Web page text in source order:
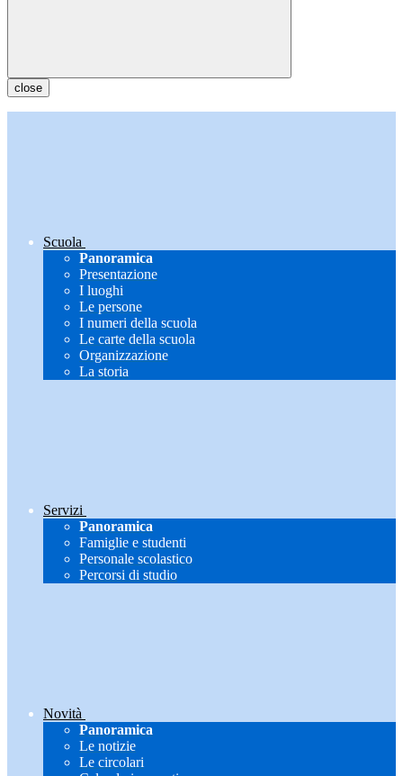
close
Scuola
Panoramica
Presentazione
I luoghi
Le persone
I numeri della scuola
Le carte della scuola
Organizzazione
La storia
Servizi
Panoramica
Famiglie e studenti
Personale scolastico
Percorsi di studio
Novità
Panoramica
Le notizie
Le circolari